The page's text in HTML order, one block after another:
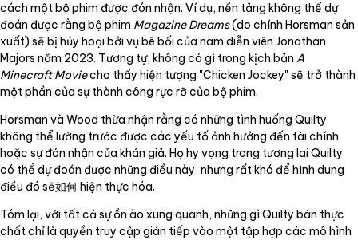
cách một bộ phim được đón nhận. Ví dụ, nền tảng không thể dự
đoán được rằng bộ phim Magazine Dreams(do chính Horsman sản
xuất) sẽ bị hủy hoại bởi vụ bê bối của nam diễn viên Jonathan
Majors năm 2023. Tương tự, không có gì trong kịch bản A
Minecraft Moviecho thấy hiện tượng "Chicken Jockey" sẽ trở thành
một phần của sự thành công rực rỡ của bộ phim.
Horsman và Wood thừa nhận rằng có những tình huống Quilty
không thể lường trước được các yếu tố ảnh hưởng đến tài chính
hoặc sự đón nhận của khán giả. Họ hy vọng trong tương lai Quilty
có thể dự đoán được những điều này, nhưng rất khó để hình dung
điều đó sẽ如何 hiện thực hóa.
Tóm lại, với tất cả sự ồn ào xung quanh, những gì Quilty bán thực
chất chỉ là quyền truy cập gián tiếp vào một tập hợp các mô hình